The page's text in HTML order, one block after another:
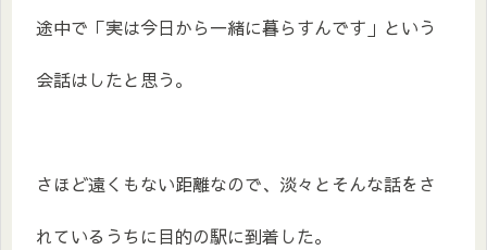
途中で「実は今日から一緒に暮らすんです」という
会話はしたと思う。
さほど遠くもない距離なので、淡々とそんな話をさ
れているうちに目的の駅に到着した。